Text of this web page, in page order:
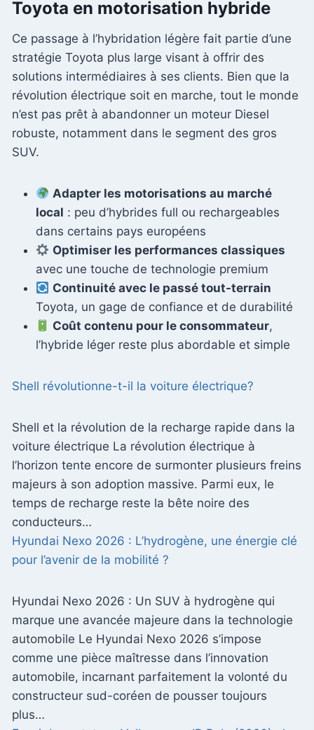
Toyota en motorisation hybride
Ce passage à l’hybridation légère fait partie d’une
stratégie Toyota plus large visant à offrir des
solutions intermédiaires à ses clients. Bien que la
révolution électrique soit en marche, tout le monde
n’est pas prêt à abandonner un moteur Diesel
robuste, notamment dans le segment des gros
SUV.
Adapter les motorisations au marché
local : peu d’hybrides full ou rechargeables
dans certains pays européens
Optimiser les performances classiques
avec une touche de technologie premium
Continuité avec le passé tout-terrain
Toyota, un gage de confiance et de durabilité
Coût contenu pour le consommateur,
l’hybride léger reste plus abordable et simple
Shell révolutionne-t-il la voiture électrique?
Shell et la révolution de la recharge rapide dans la
voiture électrique La révolution électrique à
l’horizon tente encore de surmonter plusieurs freins
majeurs à son adoption massive. Parmi eux, le
temps de recharge reste la bête noire des
conducteurs…
Hyundai Nexo 2026 : L’hydrogène, une énergie clé
pour l’avenir de la mobilité ?
Hyundai Nexo 2026 : Un SUV à hydrogène qui
marque une avancée majeure dans la technologie
automobile Le Hyundai Nexo 2026 s’impose
comme une pièce maîtresse dans l’innovation
automobile, incarnant parfaitement la volonté du
constructeur sud-coréen de pousser toujours
plus…